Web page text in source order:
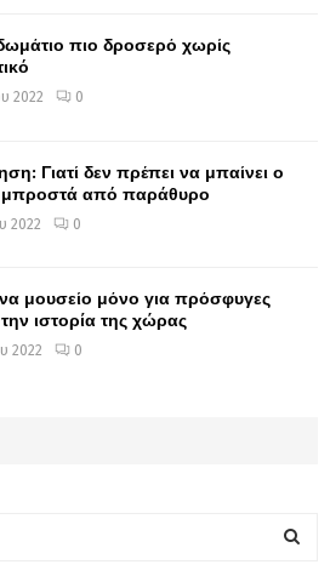
πιο δροσερό χωρίς
2022 0
Γιατί δεν πρέπει να μπαίνει ο
μπροστά από παράθυρο
2022 0
μουσείο μόνο για πρόσφυγες
την ιστορία της χώρας
2022 0